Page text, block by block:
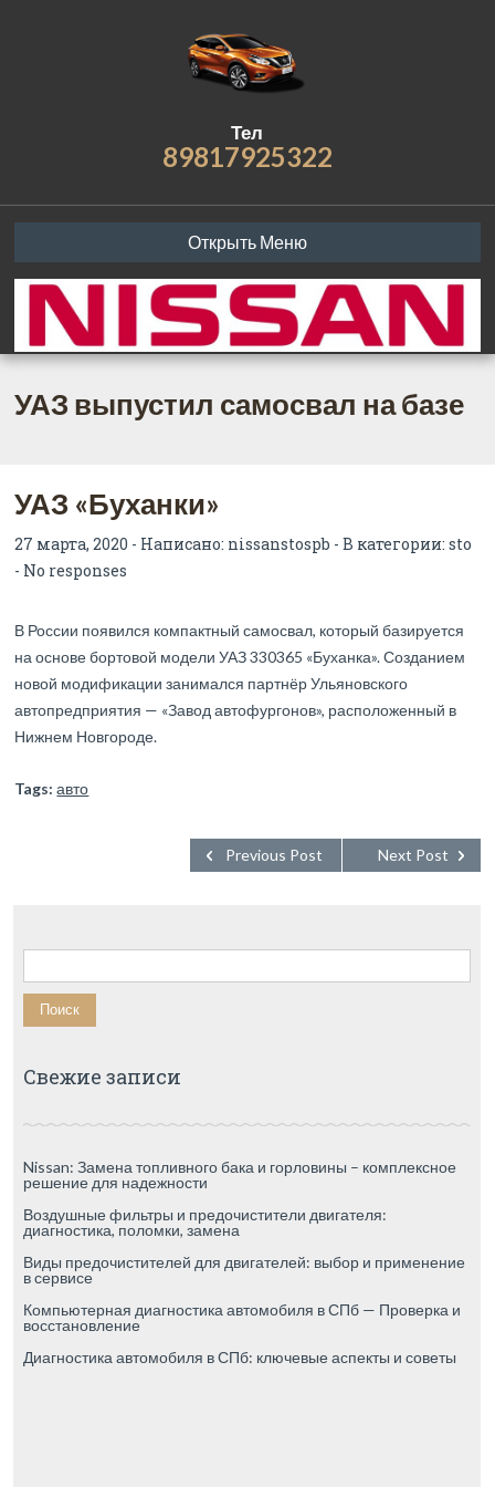
Тел
89817925322
Открыть Меню
УАЗ выпустил самосвал на базе
УАЗ «Буханки»
27 марта, 2020 - Написано: nissanstospb - В категории:sto
- No responses
В России появился компактный самосвал, который базируется
на основе бортовой модели УАЗ 330365 «Буханка». Созданием
новой модификации занимался партнёр Ульяновского
автопредприятия — «Завод автофургонов», расположенный в
Нижнем Новгороде.
Tags: авто
Next Post
Previous Post
Найти:
Свежие записи
Nissan: Замена топливного бака и горловины – комплексное
решение для надежности
Воздушные фильтры и предочистители двигателя:
диагностика, поломки, замена
Виды предочистителей для двигателей: выбор и применение
в сервисе
Компьютерная диагностика автомобиля в СПб — Проверка и
восстановление
Диагностика автомобиля в СПб: ключевые аспекты и советы